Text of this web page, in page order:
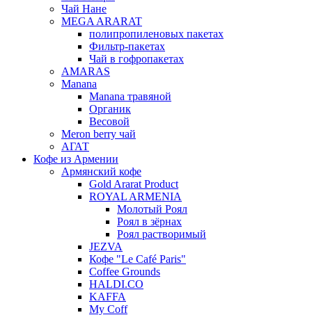
Чай Нане
MEGA ARARAT
полипропиленовых пакетах
Фильтр-пакетах
Чай в гофропакетах
AMARAS
Manana
Manana травяной
Органик
Весовой
Meron berry чай
АГАТ
Кофе из Армении
Армянский кофе
Gold Ararat Product
ROYAL ARMENIA
Молотый Роял
Роял в зёрнах
Роял растворимый
JEZVA
Кофе "Le Café Paris"
Coffee Grounds
HALDI.CO
KAFFA
My Coff